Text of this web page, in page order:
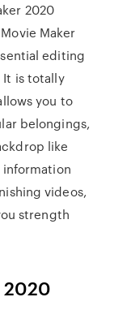
2020
Maker
editing
It is totally
you to
belongings,
like
information
videos,
strength
2020